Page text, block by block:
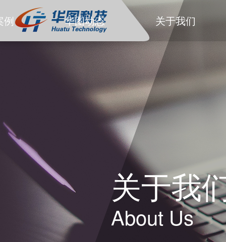
例 华图动态 关于我们
关于我
About Us